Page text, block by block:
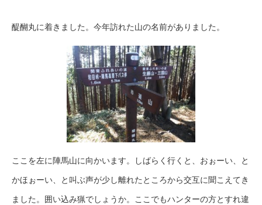
醍醐丸に着きました。今年訪れた山の名前がありました。
ここを左に陣馬山に向かいます。しばらく行くと、おぉーい、と
かほぉーい、と叫ぶ声が少し離れたところから交互に聞こえてき
ました。囲い込み猟でしょうか。ここでもハンターの方とすれ違